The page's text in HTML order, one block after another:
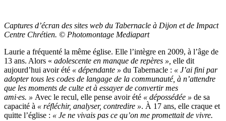
Captures d’écran des sites web du Tabernacle à Dijon et de Impact
Centre Chrétien. © Photomontage Mediapart
Laurie a fréquenté la même église. Elle l’intègre en 2009, à l’âge de
13 ans. Alors « adolescente en manque de repères », elle dit
aujourd’hui avoir été « dépendante » du Tabernacle : « J’ai fini par
adopter tous les codes de langage de la communauté, à n’attendre
que les moments de culte et à essayer de convertir mes
ami·es. » Avec le recul, elle pense avoir été « dépossédée » de sa
capacité à « réfléchir, analyser, contredire ». À 17 ans, elle craque et
quitte l’église : « Je ne vivais pas ce qu’on me promettait de vivre.